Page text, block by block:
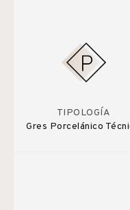
TIPOLOGÍA
Gres Porcelánico